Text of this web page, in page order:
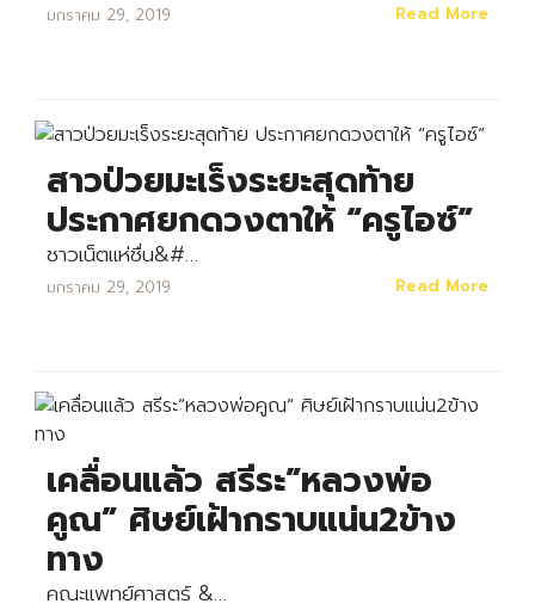
Search
Search
มกราคม 29, 2019 Read More
สาวป่วยมะเร็งระยะสุดท้าย
ประกาศยกดวงตาให้ “ครูไอซ์”
ชาวเน็ตแห่ชื่น&#…
มกราคม 29, 2019 Read More
เคลื่อนแล้ว สรีระ”หลวงพ่อ
คูณ” ศิษย์เฝ้ากราบแน่น2ข้าง
ทาง
คณะแพทย์ศาสตร์ &…